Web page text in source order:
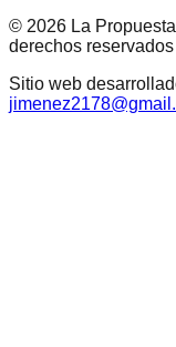
© 2026 La
derechos reservados
Sitio web